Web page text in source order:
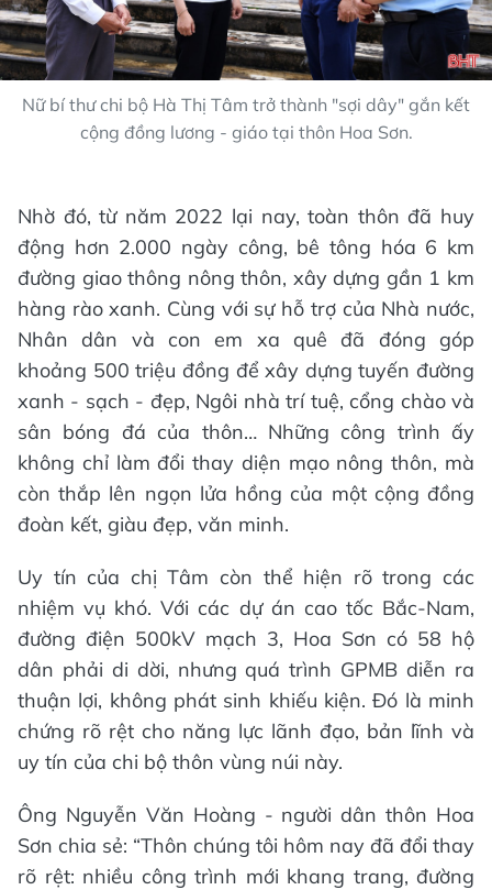
Nữ bí thư chi bộ Hà Thị Tâm trở thành "sợi dây" gắn kết
cộng đồng lương - giáo tại thôn Hoa Sơn.
Nhờ đó, từ năm 2022 lại nay, toàn thôn đã huy
động hơn 2.000 ngày công, bê tông hóa 6 km
đường giao thông nông thôn, xây dựng gần 1 km
hàng rào xanh. Cùng với sự hỗ trợ của Nhà nước,
Nhân dân và con em xa quê đã đóng góp
khoảng 500 triệu đồng để xây dựng tuyến đường
xanh - sạch - đẹp, Ngôi nhà trí tuệ, cổng chào và
sân bóng đá của thôn… Những công trình ấy
không chỉ làm đổi thay diện mạo nông thôn, mà
còn thắp lên ngọn lửa hồng của một cộng đồng
đoàn kết, giàu đẹp, văn minh.
Uy tín của chị Tâm còn thể hiện rõ trong các
nhiệm vụ khó. Với các dự án cao tốc Bắc-Nam,
đường điện 500kV mạch 3, Hoa Sơn có 58 hộ
dân phải di dời, nhưng quá trình GPMB diễn ra
thuận lợi, không phát sinh khiếu kiện. Đó là minh
chứng rõ rệt cho năng lực lãnh đạo, bản lĩnh và
uy tín của chi bộ thôn vùng núi này.
Ông Nguyễn Văn Hoàng - người dân thôn Hoa
Sơn chia sẻ: “Thôn chúng tôi hôm nay đã đổi thay
rõ rệt: nhiều công trình mới khang trang, đường